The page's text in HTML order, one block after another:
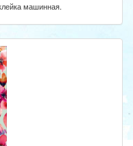
машинная.